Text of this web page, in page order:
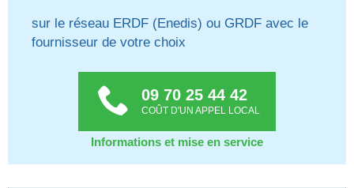
sur le réseau ERDF (Enedis) ou GRDF avec le
fournisseur de votre choix
09 70 25 44 42
COÛT D'UN APPEL LOCAL
Informations et mise en service